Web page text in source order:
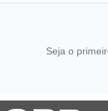
Seja o